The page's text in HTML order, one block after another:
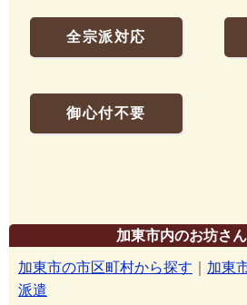
全宗派対応
御心付不要
加東市内のお坊さ
加東市の市区町村から探す
加東
派遣